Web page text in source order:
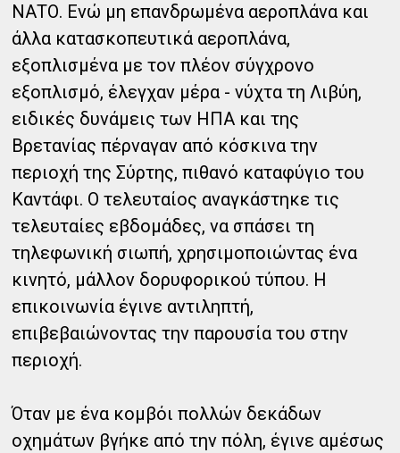
ΝΑΤΟ. Ενώ μη επανδρωμένα αεροπλάνα και
άλλα κατασκοπευτικά αεροπλάνα,
εξοπλισμένα με τον πλέον σύγχρονο
εξοπλισμό, έλεγχαν μέρα - νύχτα τη Λιβύη,
ειδικές δυνάμεις των ΗΠΑ και της
Βρετανίας πέρναγαν από κόσκινα την
περιοχή της Σύρτης, πιθανό καταφύγιο του
Καντάφι. Ο τελευταίος αναγκάστηκε τις
τελευταίες εβδομάδες, να σπάσει τη
τηλεφωνική σιωπή, χρησιμοποιώντας ένα
κινητό, μάλλον δορυφορικού τύπου. Η
επικοινωνία έγινε αντιληπτή,
επιβεβαιώνοντας την παρουσία του στην
περιοχή.
Όταν με ένα κομβόι πολλών δεκάδων
οχημάτων βγήκε από την πόλη, έγινε αμέσως